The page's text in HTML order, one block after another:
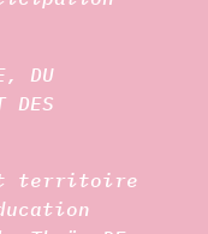
DU
DES
territoire